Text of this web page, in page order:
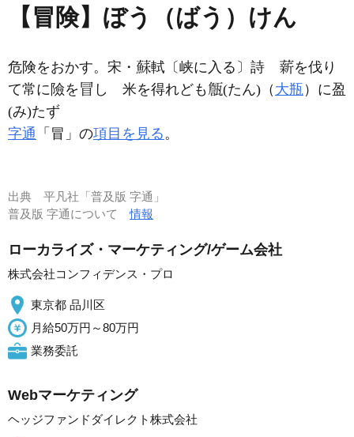
【冒険】ぼう（ばう）けん
危険をおかす。宋・ 軾〔峡に入る〕詩
を伐り
て常に險を
し 米を得れども (たん)（ 大瓶）に盈
(み)たず
字通 「冒」の項目を見る。
出典 平凡社「普及版 字通」
普及版 字通について情報
ローカライズ・マーケティング/ゲーム会社
株式会社コンフィデンス・プロ
東京都 品川区
月給50万円～80万円
業務委託
Webマーケティング
ヘッジファンドダイレクト株式会社